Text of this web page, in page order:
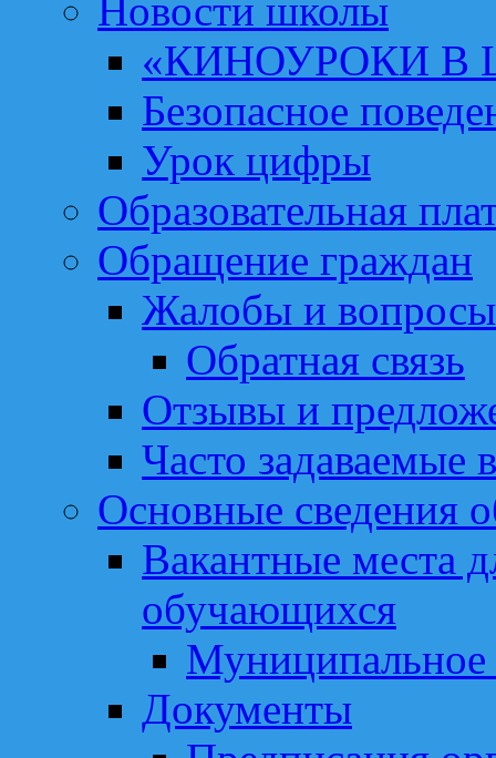
Новости школы
«КИНОУРОКИ В
Безопасное
Урок цифры
Образовательная
Обращение граждан
Жалобы и вопросы
Обратная связь
Отзывы и
Часто задаваемые
Основные сведения
Вакантные места
обучающихся
Муниципальное
Документы